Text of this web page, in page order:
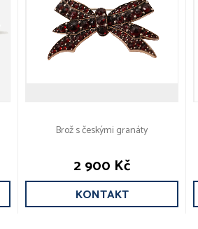
Brož s českými granáty
2 900 Kč
KONTAKT